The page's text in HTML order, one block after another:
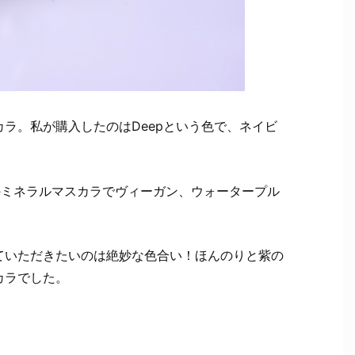
。私が購入したのはDeepという色で、ネイビ
ネラルマスカラでヴィーガン、ウォータープル
ただきたいのは絶妙な色合い！ほんのりと紫の
でした。